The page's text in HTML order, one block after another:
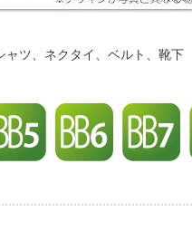
ツ、ネクタイ、ベルト、靴下